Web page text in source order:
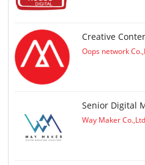
Creative
Oops network
Senior Digital
Way Maker